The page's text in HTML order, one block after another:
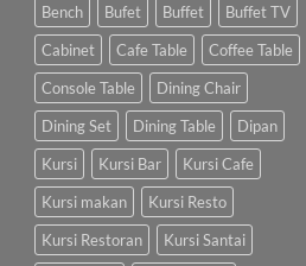
Bench
Bufet Buffet
Buffet TV
Cabinet
Cafe Table
Coffee Table
Console Table
Dining Chair
Dining Set
Dining Table
Dipan
Kursi
Kursi Bar
Kursi Cafe
Kursi makan
Kursi Resto
Kursi Restoran
Kursi Santai